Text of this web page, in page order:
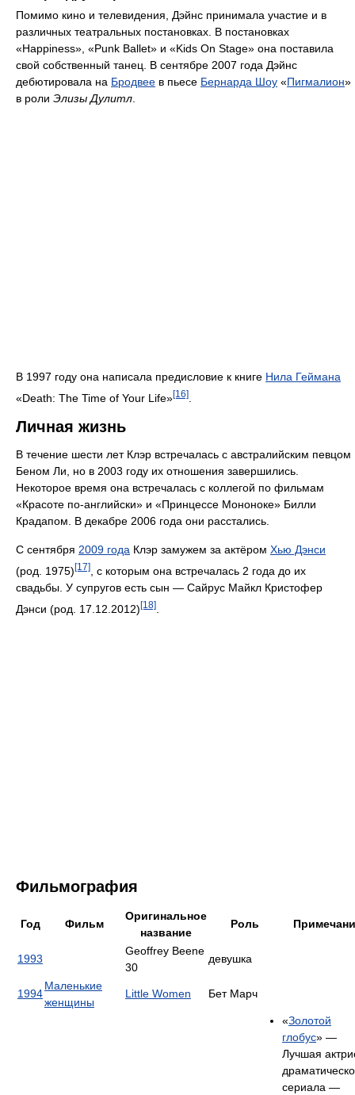
Помимо кино и телевидения, Дэйнс принимала участие и в
различных театральных постановках. В постановках
«Happiness», «Punk Ballet» и «Kids On Stage» она поставила
свой собственный танец. В сентябре 2007 года Дэйнс
дебютировала на Бродвее в пьесе Бернарда Шоу «Пигмалион»
в роли Элизы Дулитл.
В 1997 году она написала предисловие к книге Нила Геймана
«Death: The Time of Your Life»[16]
Личная жизнь
В течение шести лет Клэр встречалась с австралийским певцом
Беном Ли, но в 2003 году их отношения завершились.
Некоторое время она встречалась с коллегой по фильмам
«Красоте по-английски» и «Принцессе Мононоке» Билли
Крадапом. В декабре 2006 года они расстались.
С сентября 2009 года Клэр замужем за актёром Хью Дэнси
(род. 1975) [17]
, с которым она встречалась 2 года до их
свадьбы. У супругов есть сын — Сайрус Майкл Кристофер
Дэнси (род. 17.12.2012)[18]
Фильмография
Год Фильм
Оригинальное
название
Роль
1993
Geoffrey Beene
30
девушка
1994
Маленькие
женщины
Little Women Бет Марч
«Золотой
глобус» —
Лучшая
сериала —